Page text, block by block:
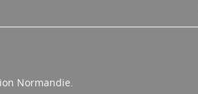
Normandie.